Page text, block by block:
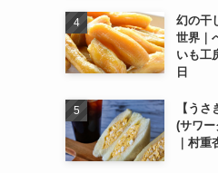
幻の干
世界｜
いも工
日
【う
(サワ
｜村重